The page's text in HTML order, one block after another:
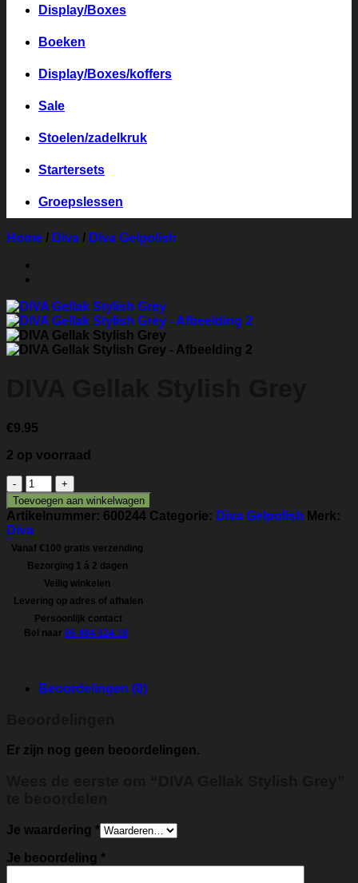
Display/Boxes
Boeken
Display/Boxes/koffers
Sale
Stoelen/zadelkruk
Startersets
Groepslessen
Home / Diva / Diva Gelpolish
€9.95
2 op voorraad
DIVA
Gellak
Stylish
Grey
aantal
Toevoegen aan winkelwagen
Artikelnummer: 600244 Categorie: Diva Gelpolish Merk:
Diva
Vanaf €100 gratis verzending
Bezorging 1 á 2 dagen
Veilig winkelen
Levering op adres of afhalen
Persoonlijk contact
Bel naar 06 484 024 18
Beoordelingen (0)
Er zijn nog geen beoordelingen.
Je waardering *
Je beoordeling *